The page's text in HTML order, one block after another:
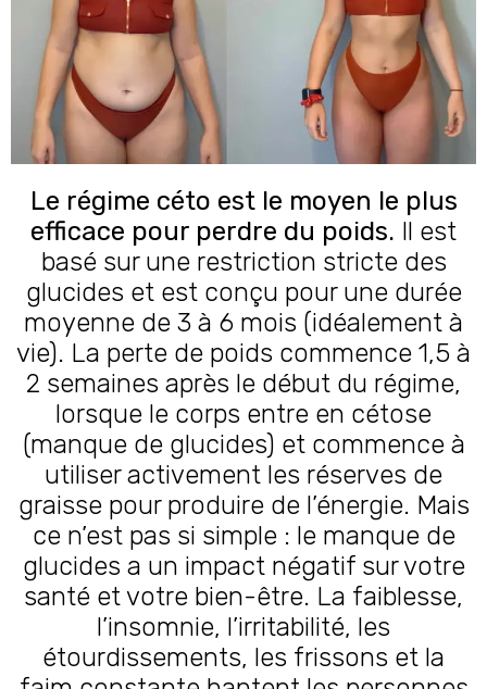
Le régime céto est le moyen le plus
efficace pour perdre du poids. Il est
basé sur une restriction stricte des
glucides et est conçu pour une durée
moyenne de 3 à 6 mois (idéalement à
vie). La perte de poids commence 1,5 à
2 semaines après le début du régime,
lorsque le corps entre en cétose
(manque de glucides) et commence à
utiliser activement les réserves de
graisse pour produire de l’énergie. Mais
ce n’est pas si simple : le manque de
glucides a un impact négatif sur votre
santé et votre bien-être. La faiblesse,
l’insomnie, l’irritabilité, les
étourdissements, les frissons et la